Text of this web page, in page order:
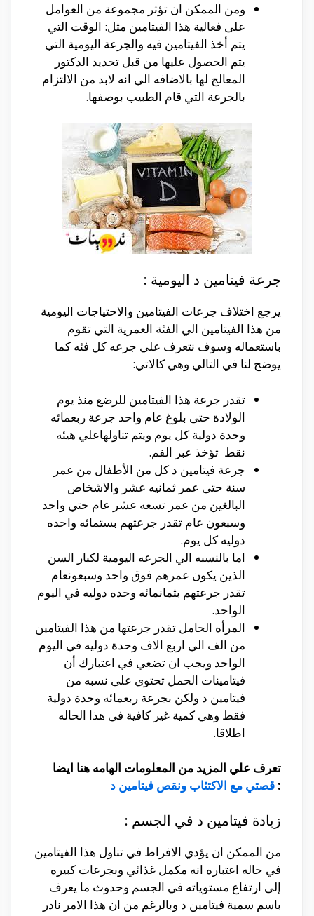
ومن الممكن ان تؤثر مجموعة من العوامل
على فعالية هذا الفيتامين مثل: الوقت التي
يتم أخذ الفيتامين فيه والجرعة اليومية التي
يتم الحصول عليها من قبل تحديد الدكتور
المعالج لها بالاضافه الي انه لابد من الالتزام
بالجرعة التي قام الطبيب بوصفها.
جرعة فيتامين د اليومية :
يرجع اختلاف جرعات الفيتامين والاحتياجات اليومية
من هذا الفيتامين الي الفئة العمرية التي تقوم
باستعماله وسوف نتعرف علي جرعه كل فئه كما
يوضح لنا في التالي وهي كالاتي:
تقدر جرعة هذا الفيتامين للرضع منذ يوم
الولادة حتى بلوغ عام واحد جرعة ربعمائه
وحدة دولية كل يوم ويتم تناولهاعلي هيئه
نقط تؤخذ عبر الفم.
جرعة فيتامين د كل من الأطفال من عمر
سنة حتى عمر ثمانيه عشر والاشخاص
البالغين من عمر تسعه عشر عام حتي واحد
وسبعون عام تقدر جرعتهم بستمائه واحده
دوليه كل يوم.
اما بالنسبه الي الجرعه اليومية لكبار السن
الذين يكون عمرهم فوق واحد وسبعونعام
تقدر جرعتهم بثمانمائه وحده دوليه في اليوم
الواحد.
المرأه الحامل تقدر جرعتها من هذا الفيتامين
من الف الي اربع الاف وحدة دوليه في اليوم
الواحد ويجب ان تضعي في اعتبارك أن
فيتامينات الحمل تحتوي على نسبه من
فيتامين د ولكن بجرعة ربعمائه وحدة دولية
فقط وهي كمية غير كافية في هذا الحاله
اطلاقا.
تعرف علي المزيد من المعلومات الهامه هنا ايضا
: قصتي مع الاكتئاب ونقص فيتامين د
زيادة فيتامين د في الجسم :
من الممكن ان يؤدي الافراط في تناول هذا الفيتامين
في حاله اعتباره انه مكمل غذائي وبجرعات كبيره
إلى ارتفاع مستوياته في الجسم وحدوث ما يعرف
باسم سمية فيتامين د وبالرغم من ان هذا الامر نادر